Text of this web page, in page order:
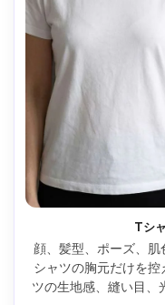
Tシ
顔、髪型、ポーズ、
シャツの胸元だけを
ツの生地感、縫い目、